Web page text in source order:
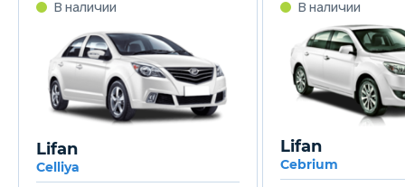
В наличии
Lifan
Celliya
В наличии
Lifan
Cebrium